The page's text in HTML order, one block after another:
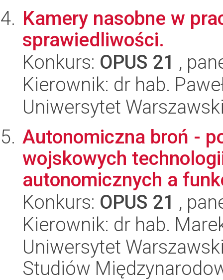
Kamery nasobne w
sprawiedliwości.
Konkurs: OPUS 21 ,
Kierownik: dr hab.
Uniwersytet
Autonomiczna broń -
wojskowych
autonomicznych a
Konkurs: OPUS 21 ,
Kierownik: dr hab.
Uniwersytet
Studiów